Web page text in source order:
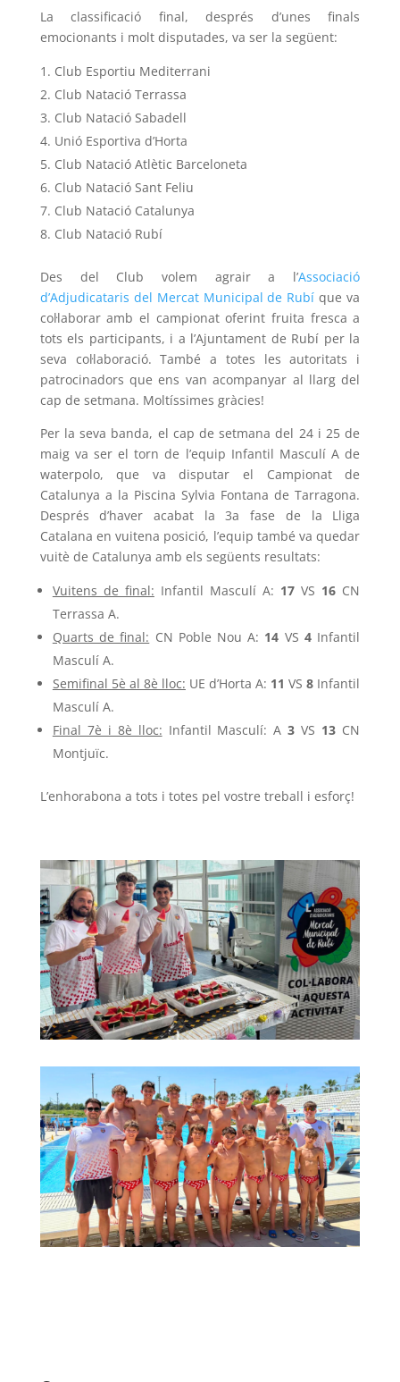
La classificació final, després d’unes finals
emocionants i molt disputades, va ser la següent:
Club Esportiu Mediterrani
Club Natació Terrassa
Club Natació Sabadell
Unió Esportiva d’Horta
Club Natació Atlètic Barceloneta
Club Natació Sant Feliu
Club Natació Catalunya
Club Natació Rubí
Des del Club volem agrair a l’Associació
d’Adjudicataris del Mercat Municipal de Rubí que va
col·laborar amb el campionat oferint fruita fresca a
tots els participants, i a l’Ajuntament de Rubí per la
seva col·laboració. També a totes les autoritats i
patrocinadors que ens van acompanyar al llarg del
cap de setmana. Moltíssimes gràcies!
Per la seva banda, el cap de setmana del 24 i 25 de
maig va ser el torn de l’equip Infantil Masculí A de
waterpolo, que va disputar el Campionat de
Catalunya a la Piscina Sylvia Fontana de Tarragona.
Després d’haver acabat la 3a fase de la Lliga
Catalana en vuitena posició, l’equip també va quedar
vuitè de Catalunya amb els següents resultats:
Vuitens de final: Infantil Masculí A: 17VS 16 CN
Terrassa A.
Quarts de final: CN Poble Nou A: 14 VS 4Infantil
Masculí A.
Semifinal 5è al 8è lloc: UE d’Horta A: 11VS8 Infantil
Masculí A.
Final 7è i 8è lloc: Infantil Masculí: A3VS 13 CN
Montjuïc.
L’enhorabona a tots i totes pel vostre treball i esforç!